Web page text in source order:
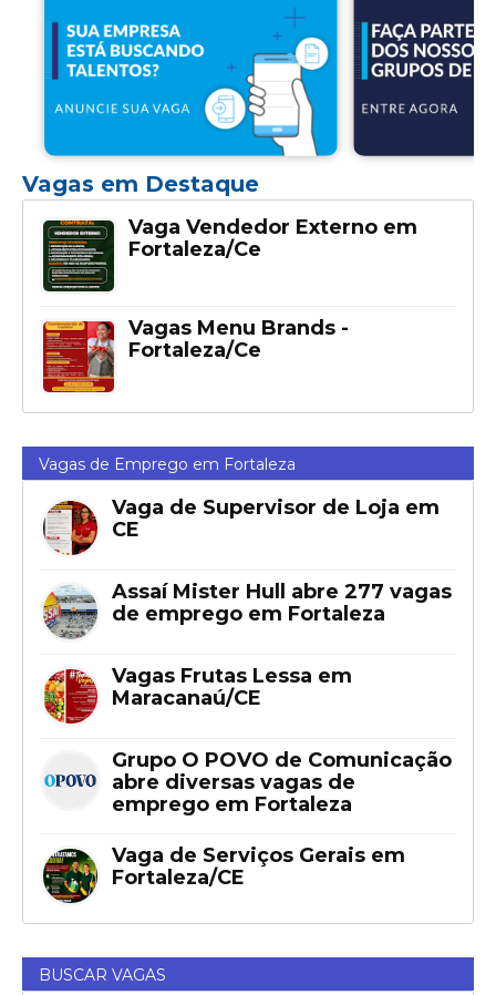
Vagas em Destaque
Vaga Vendedor Externo em
Fortaleza/Ce
Vagas Menu Brands -
Fortaleza/Ce
Vagas de Emprego em Fortaleza
Vaga de Supervisor de Loja em
CE
Assaí Mister Hull abre 277 vagas
de emprego em Fortaleza
Vagas Frutas Lessa em
Maracanaú/CE
Grupo O POVO de Comunicação
abre diversas vagas de
emprego em Fortaleza
Vaga de Serviços Gerais em
Fortaleza/CE
BUSCAR VAGAS